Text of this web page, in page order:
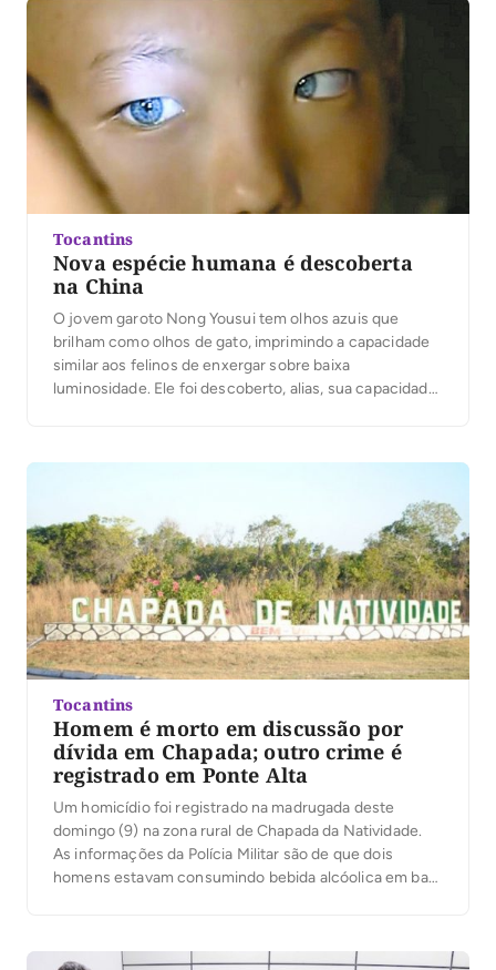
Tocantins
Nova espécie humana é descoberta
na China
O jovem garoto Nong Yousui tem olhos azuis que
brilham como olhos de gato, imprimindo a capacidade
similar aos felinos de enxergar sobre baixa
luminosidade. Ele foi descoberto, alias, sua capacidade
ou Evolução? Esses olhos não pertencem a […]
Tocantins
Homem é morto em discussão por
dívida em Chapada; outro crime é
registrado em Ponte Alta
Um homicídio foi registrado na madrugada deste
domingo (9) na zona rural de Chapada da Natividade.
As informações da Polícia Militar são de que dois
homens estavam consumindo bebida alcóolica em bar
fazenda Morro do Gado. A […]